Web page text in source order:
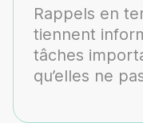
Rappels en
tiennent
tâches
qu’elles ne